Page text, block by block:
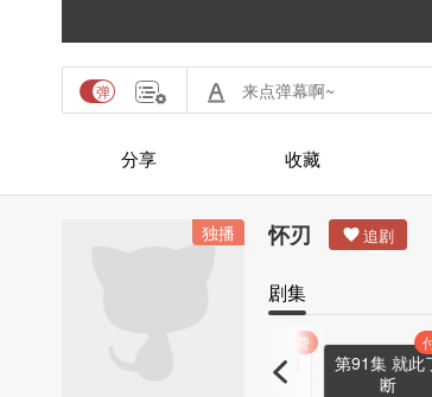
分享 收藏
独播 怀刃
剧集
第90集 一个归
付费
第91集 就此
断